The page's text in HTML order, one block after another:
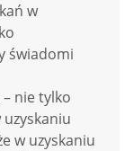
w
świadomi
nie tylko
w uzyskaniu